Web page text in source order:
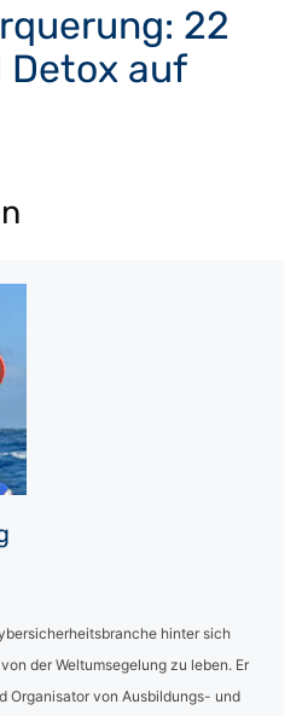
22
Detox auf
hinter sich
der Weltumsegelung zu leben. Er
Organisator von Ausbildungs- und